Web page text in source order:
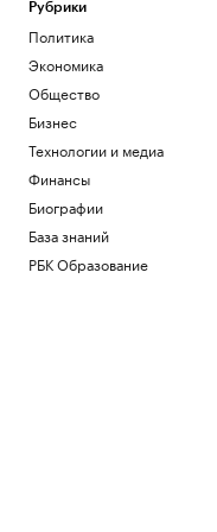
Рубрики
Политика
Экономика
Общество
Бизнес
Технологии и медиа
Финансы
Биографии
База знаний
РБК Образование